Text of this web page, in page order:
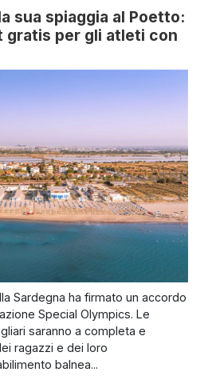
sua spiaggia al Poetto:
gratis per gli atleti con
Sardegna ha firmato un accordo
Special Olympics. Le
saranno a completa e
ragazzi e dei loro
balnea...